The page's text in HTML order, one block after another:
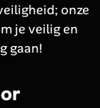
onze
je veilig en
gaan!